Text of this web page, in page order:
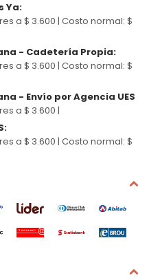
Ya:
a $ 3.600 | Costo normal: $
- Cadetería Propia:
a $ 3.600 | Costo normal: $
- Envío por Agencia UES
a $ 3.600 |
:
a $ 3.600 | Costo normal: $